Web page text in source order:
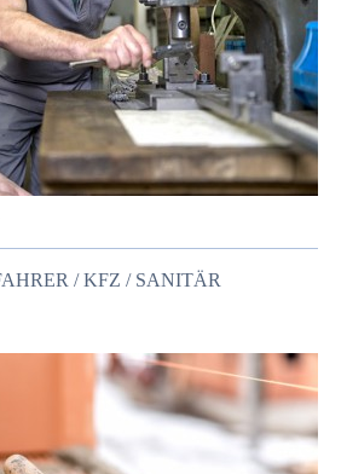
/ KFZ / SANITÄR